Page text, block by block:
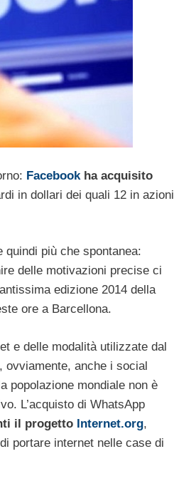
Facebookha acquisito
in dollari dei quali 12 in azioni
più che spontanea:
delle motivazioni precise ci
edizione 2014 della
ore a Barcellona.
e delle modalità utilizzate dal
ovviamente, anche i social
popolazione mondiale non è
L’acquisto di WhatsApp
il progetto Internet.org,
portare internet nelle case di